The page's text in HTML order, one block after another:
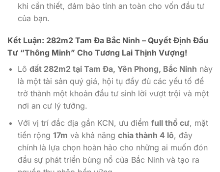
khi cần thiết, đảm bảo tính an toàn cho vốn đầu tư
của bạn.
Kết Luận: 282m2 Tam Đa Bắc Ninh – Quyết Định Đầu
Tư “Thông Minh” Cho Tương Lai Thịnh Vượng!
Lô đất 282m2 tại Tam Đa, Yên Phong, Bắc Ninh này
là một tài sản quý giá, hội tụ đầy đủ các yếu tố để
trở thành một khoản đầu tư sinh lời vượt trội và một
nơi an cư lý tưởng.
Với vị trí đắc địa gần KCN, ưu điểm full thổ cư, mặt
tiền rộng 17m và khả năng chia thành 4 lô, đây
chính là lựa chọn hoàn hảo cho những ai muốn đón
đầu sự phát triển bùng nổ của Bắc Ninh và tạo ra